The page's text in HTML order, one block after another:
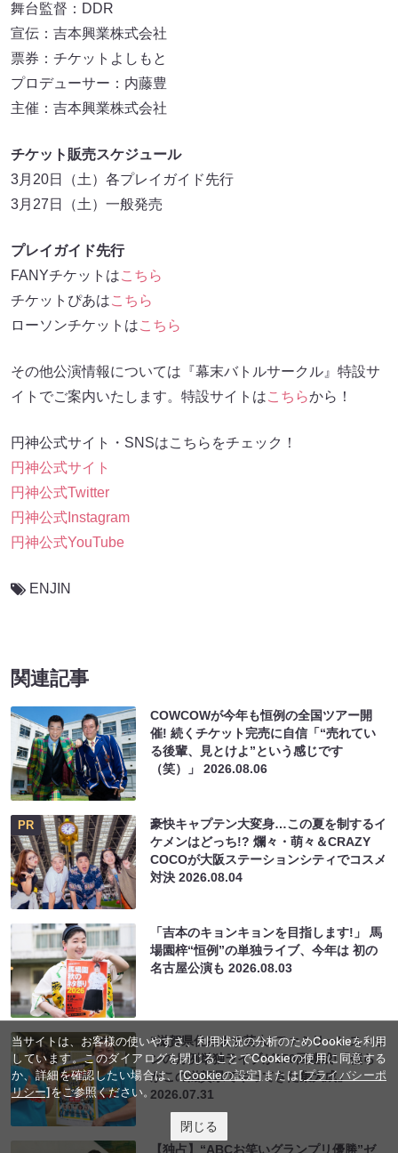
舞台監督：DDR
宣伝：吉本興業株式会社
票券：チケットよしもと
プロデューサー：内藤豊
主催：吉本興業株式会社
チケット販売スケジュール
3月20日（土）各プレイガイド先行
3月27日（土）一般発売
プレイガイド先行
FANYチケットはこちら
チケットぴあはこちら
ローソンチケットはこちら
その他公演情報については『幕末バトルサークル』特設サ
イトでご案内いたします。特設サイトはこちらから！
円神公式サイト・SNSはこちらをチェック！
円神公式サイト
円神公式Twitter
円神公式Instagram
円神公式YouTube
ENJIN
関連記事
COWCOWが今年も恒例の全国ツアー開
催! 続くチケット完売に自信「“売れてい
る後輩、見とけよ”という感じです
（笑）」2026.08.06
PR
豪快キャプテン大変身…この夏を制するイ
ケメンはどっち!? 爛々・萌々＆CRAZY
COCOが大阪ステーションシティでコスメ
対決2026.08.04
「吉本のキョンキョンを目指します!」 馬
場園梓“恒例”の単独ライブ、今年は 初の
名古屋公演も2026.08.03
“滋賀県住みます芸人”ファミリーレストラ
ンの月例単独ライブが150回達成!「僕ら
がこの滋賀県でやってきた集大成」
2026.07.31
【独占】“ABCお笑いグランプリ優勝”ゼ
当サイトは、お客様の使いやすさ、利用状況の分析のためCookieを利用
しています。このダイアログを閉じることでCookieの使用に同意する
か、詳細を確認したい場合は、[Cookieの設定]または[プライバシーポ
リシー]をご参照ください。
閉じる